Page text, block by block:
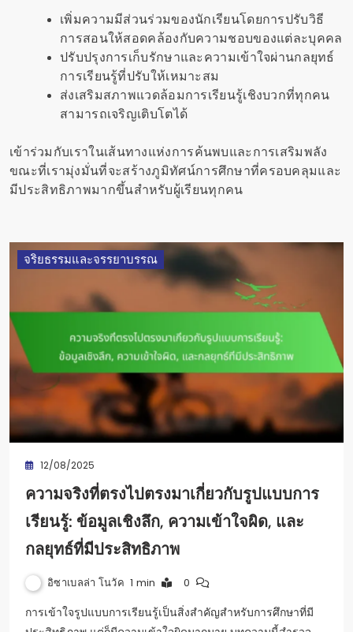
เพิ่มความมีส่วนร่วมของนักเรียนโดยการปรับวิธี
การสอนให้สอดคล้องกับความชอบของแต่ละบุคคล
ปรับปรุงการเก็บรักษาและความเข้าใจผ่านกลยุทธ์
การเรียนรู้ที่ปรับให้เหมาะสม
ส่งเสริมสภาพแวดล้อมการเรียนรู้เชิงบวกที่ทุกคน
สามารถเจริญเติบโตได้
เข้าร่วมกับเราในเส้นทางแห่งการค้นพบและการเสริมพลัง
ขณะที่เรามุ่งมั่นที่จะสร้างภูมิทัศน์การศึกษาที่ครอบคลุมและ
มีประสิทธิภาพมากขึ้นสำหรับผู้เรียนทุกคน
จริยธรรมและจรรยาบรรณ
12/08/2025
ความจริงที่ตรงไปตรงมาเกี่ยวกับรูปแบบการ
เรียนรู้: ข้อมูลเชิงลึก, ความเข้าใจผิด, และ
กลยุทธ์ที่มีประสิทธิภาพ
อิซาเบลล่า โนวัค 1 min 0
การเข้าใจรูปแบบการเรียนรู้เป็นสิ่งสำคัญสำหรับการศึกษาที่มี